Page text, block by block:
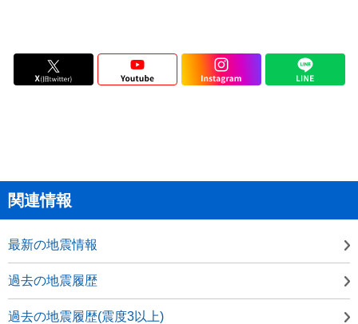
関連情報
最新の地震情報
過去の地震履歴
過去の地震履歴(震度3以上)